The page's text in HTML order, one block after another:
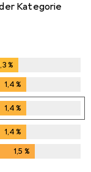
Kategorie
%
1,4%
1,4%
1,4%
1,5 %